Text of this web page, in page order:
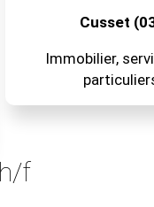
Cusset
Immobilier,
f